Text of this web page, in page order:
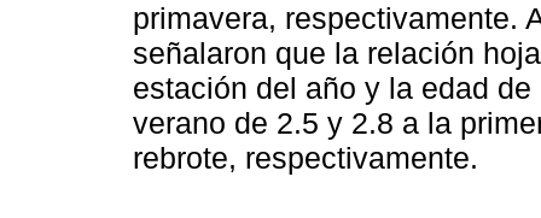
primavera, respectivamente.
señalaron que la relación
estación del año y la edad
verano de 2.5 y 2.8 a la
rebrote, respectivamente.